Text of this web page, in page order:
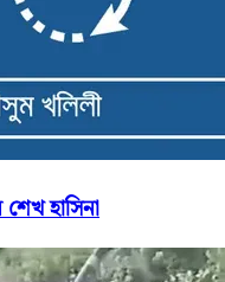
হাসিনা